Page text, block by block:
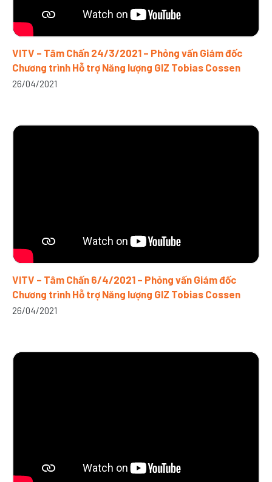
VITV – Tâm Chấn 24/3/2021 – Phỏng vấn Giám đốc
Chương trình Hỗ trợ Năng lượng GIZ Tobias Cossen
26/04/2021
VITV – Tâm Chấn 6/4/2021 – Phỏng vấn Giám đốc
Chương trình Hỗ trợ Năng lượng GIZ Tobias Cossen
26/04/2021